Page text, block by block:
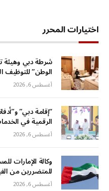
اختيارات المحرر
شرطة دبي وهيئة
الوطن” للتوظيف
أغسطس 6, 2026
“إقامة دبي”
الرقمية في
أغسطس 6, 2026
وكالة الإمارات
للمتضررين من
أغسطس 6, 2026